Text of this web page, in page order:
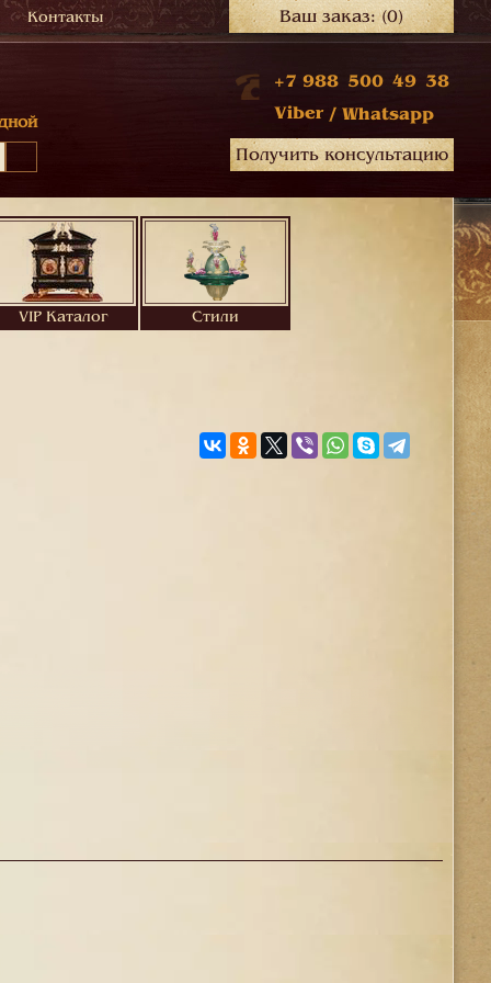
Контакты Ваш заказ:(0)
+7 988 500 49 38
Viber / Whatsapp
Получить консультацию
VIP Каталог Стили